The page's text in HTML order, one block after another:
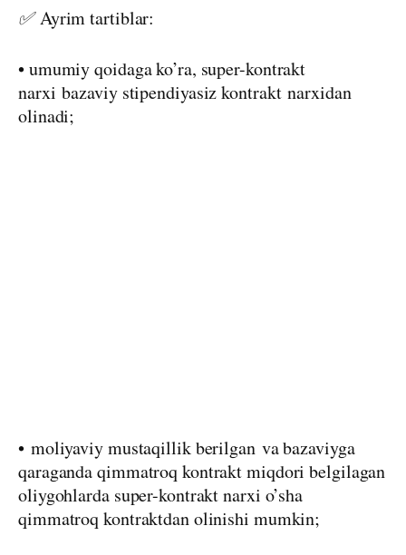
✅Ayrim tartiblar:
• umumiy qoidaga ko’ra, super-kontrakt
narxibazaviy stipendiyasiz kontraktnarxidan
olinadi;
• moliyaviy mustaqillik berilganva bazaviyga
qaraganda qimmatroq kontrakt miqdori belgilagan
oliygohlarda super-kontrakt narxi o’sha
qimmatroq kontraktdan olinishi mumkin;